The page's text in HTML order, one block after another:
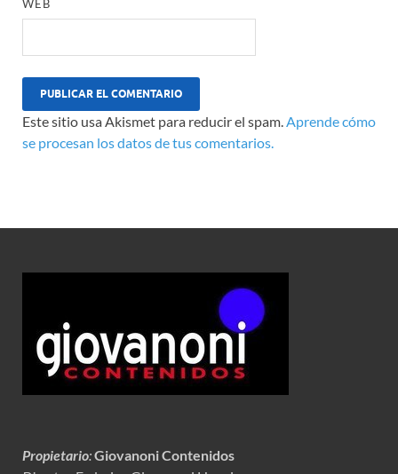
WEB
Este sitio usa Akismet para reducir el spam. Aprende cómo
se procesan los datos de tus comentarios.
Propietario:Giovanoni Contenidos